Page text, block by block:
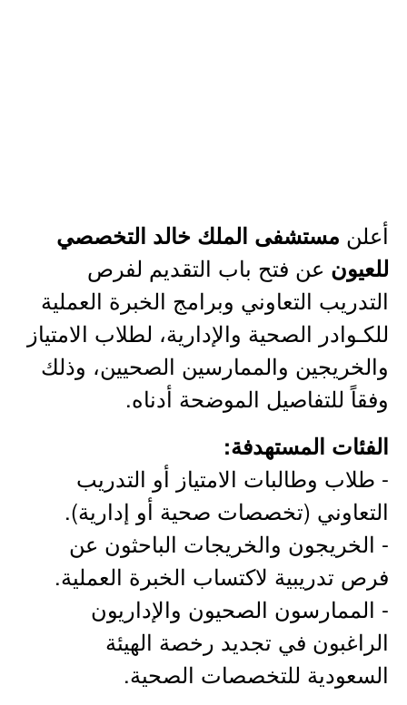
أعلن مستشفى الملك خالد التخصصي
للعيون عن فتح باب التقديم لفرص
التدريب التعاوني وبرامج الخبرة العملية
للكـوادر الصحية والإدارية، لطلاب الامتياز
والخريجين والممارسين الصحيين، وذلك
وفقاً للتفاصيل الموضحة أدناه.
الفئات المستهدفة:
- طلاب وطالبات الامتياز أو التدريب
التعاوني (تخصصات صحية أو إدارية).
- الخريجون والخريجات الباحثون عن
فرص تدريبية لاكتساب الخبرة العملية.
- الممارسون الصحيون والإداريون
الراغبون في تجديد رخصة الهيئة
السعودية للتخصصات الصحية.